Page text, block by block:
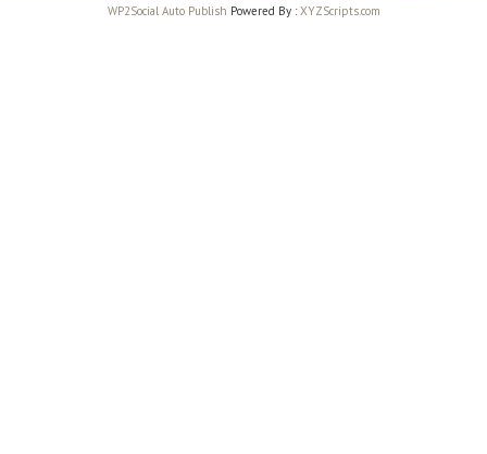
WP2Social Auto Publish Powered By :XYZScripts.com